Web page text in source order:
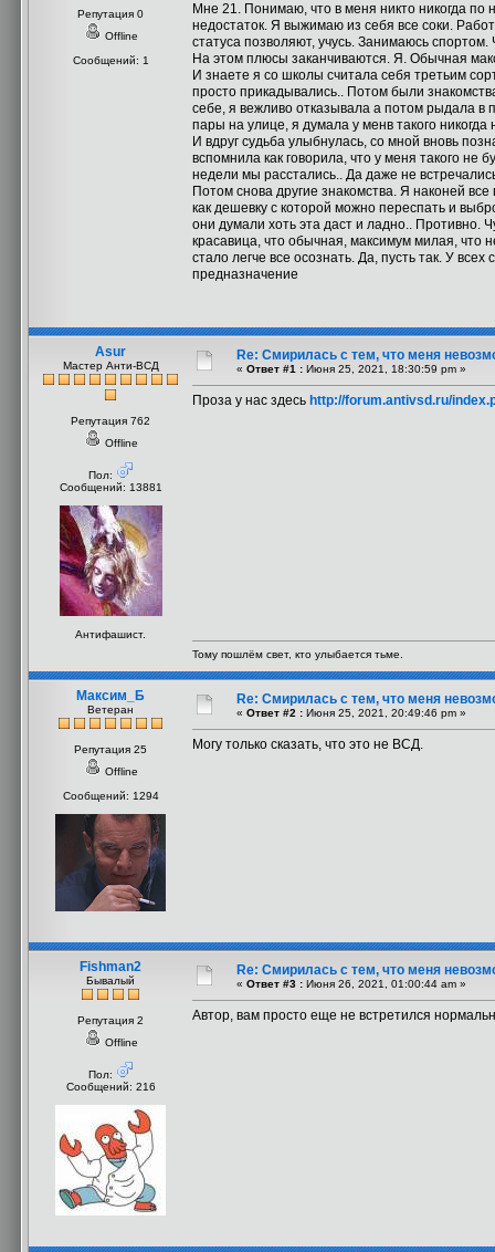
Репутация 0
Offline
Сообщений: 1
Мне 21. Понимаю, что в меня никто никогда
недостаток. Я выжимаю из себя все соки.
статуса позволяют, учусь. Занимаюсь
На этом плюсы заканчиваются. Я. Обычная
И знаете я со школы считала себя третьим
просто прикадывались.. Потом были
себе, я вежливо отказывала а потом рыдала
пары на улице, я думала у менв такого
И вдруг судьба улыбнулась, со мной вновь
вспомнила как говорила, что у меня такого
недели мы расстались.. Да даже не
Потом снова другие знакомства. Я наконей
как дешевку с которой можно переспать и
они думали хоть эта даст и ладно.. Противно.
красавица, что обычная, максимум милая, что
стало легче все осознать. Да, пусть так. У
предназначение
Asur
Мастер Анти-ВСД
Репутация 762
Offline
Пол:
Сообщений: 13881
Антифашист.
Re: Смирилась с тем, что меня
« Ответ #1 : Июня 25, 2021, 18:30:59 pm »
Проза у нас здесь http://forum.antivsd.ru/
Тому пошлём свет, кто улыбается тьме.
Максим_Б
Ветеран
Репутация 25
Offline
Сообщений: 1294
Re: Смирилась с тем, что меня
« Ответ #2 : Июня 25, 2021, 20:49:46 pm »
Могу только сказать, что это не ВСД.
Fishman2
Бывалый
Репутация 2
Offline
Пол:
Сообщений: 216
Re: Смирилась с тем, что меня
« Ответ #3 : Июня 26, 2021, 01:00:44 am »
Автор, вам просто еще не встретился